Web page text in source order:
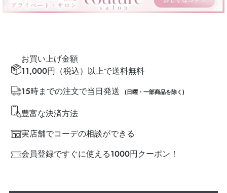
お買い上げ金額
11,000円（税込）以上で送料無料
15時までの注文で当日発送
(日曜・一部商品を除く)
豊富な決済方法
実店舗でコーデの相談ができる
会員登録ですぐに使える1000円クーポン！